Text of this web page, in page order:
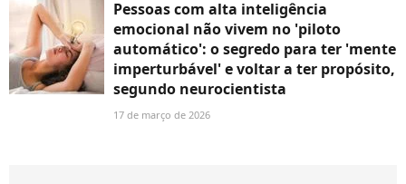
Pessoas com alta inteligência
emocional não vivem no 'piloto
automático': o segredo para ter 'mente
imperturbável' e voltar a ter propósito,
segundo neurocientista
17 de março de 2026